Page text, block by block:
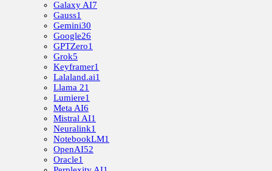
Galaxy AI7
Gauss1
Gemini30
Google26
GPTZero1
Grok5
Keyframer1
Lalaland.ai1
Llama 21
Lumiere1
Meta AI6
Mistral AI1
Neuralink1
NotebookLM1
OpenAI52
Oracle1